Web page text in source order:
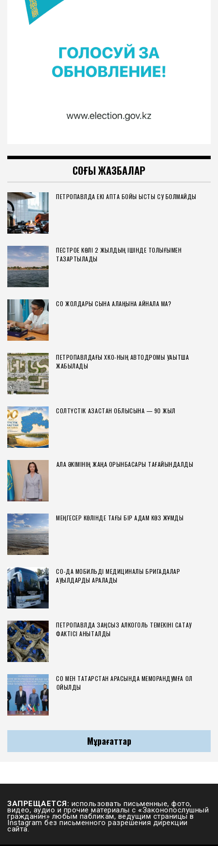
СОҢҒЫ ЖАЗБАЛАР
ПЕТРОПАВЛДА ЕКІ АПТА БОЙЫ ЫСТЫҚ СУ БОЛМАЙДЫ
ПЕСТРОЕ КӨЛІ 2 ЖЫЛДЫҢ ІШІНДЕ ТОЛЫҒЫМЕН
ТАЗАРТЫЛАДЫ
СҚО ЖОЛДАРЫ СЫНАҚ АЛАҢЫНА АЙНАЛА МА?
ПЕТРОПАВЛДАҒЫ ХҚКО-НЫҢ АВТОДРОМЫ УАҚЫТША
ЖАБЫЛАДЫ
СОЛТҮСТІК ҚАЗАҚСТАН ОБЛЫСЫНА — 90 ЖЫЛ
ҚАЛА ӘКІМІНІҢ ЖАҢА ОРЫНБАСАРЫ ТАҒАЙЫНДАЛДЫ
МЕҢГЕСЕР КӨЛІНДЕ ТАҒЫ БІР АДАМ КӨЗ ЖҰМДЫ
СҚО-ДА МОБИЛЬДІ МЕДИЦИНАЛЫҚ БРИГАДАЛАР
АУЫЛДАРДЫ АРАЛАДЫ
ПЕТРОПАВЛДА ЗАҢСЫЗ АЛКОГОЛЬ ТЕМЕКІНІ САҚТАУ
ФАКТІСІ АНЫҚТАЛДЫ
СҚО МЕН ТАТАРСТАН АРАСЫНДА МЕМОРАНДУМҒА ҚОЛ
ҚОЙЫЛДЫ
Мұрағаттар
ЗАПРЕЩАЕТСЯ: использовать письменные, фото,
видео, аудио и прочие материалы с «Законопослушный
гражданин» любым пабликам, ведущим страницы в
Instagram без письменного разрешения дирекции
сайта.